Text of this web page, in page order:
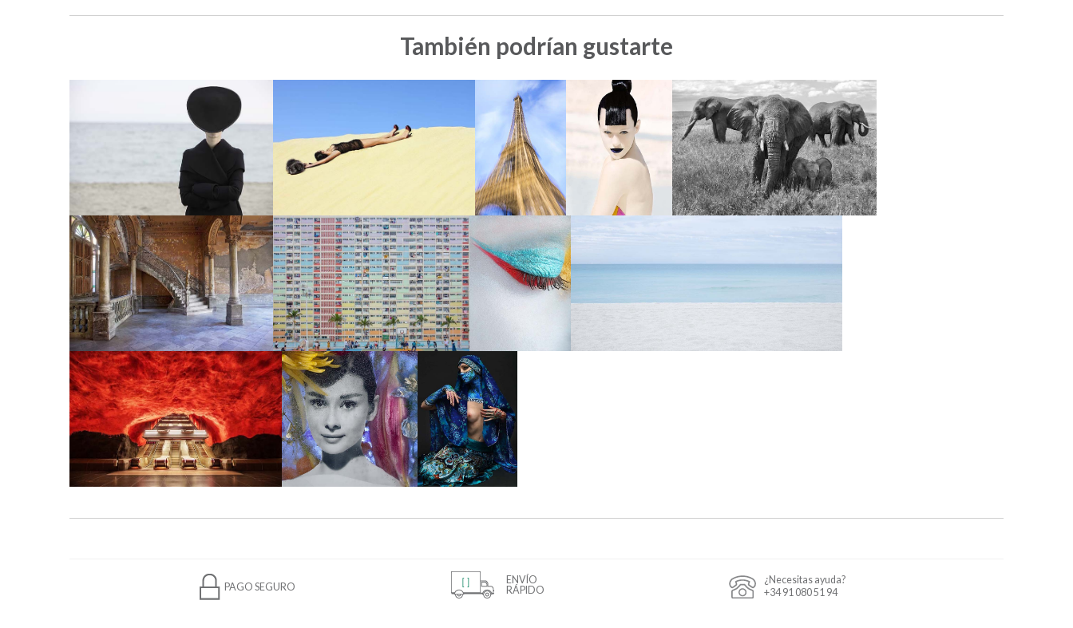
También podrían gustarte
PAGO SEGURO
ENVÍO
RÁPIDO
¿Necesitas ayuda?
+34 91 080 51 94